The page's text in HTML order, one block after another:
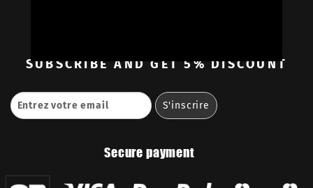
SUBSCRIBE AND GET 5% DISCOUNT
Secure payment